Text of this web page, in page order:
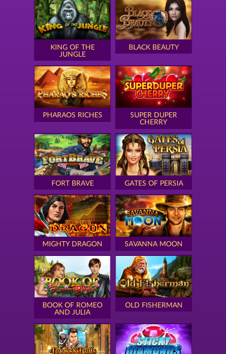
KING OF THE
JUNGLE
BLACK BEAUTY
PHARAOS RICHES
SUPER DUPER
CHERRY
FORT BRAVE GATES OF PERSIA
MIGHTY DRAGON SAVANNA MOON
BOOK OF ROMEO
AND JULIA
OLD FISHERMAN